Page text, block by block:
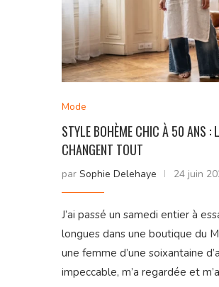
Mode
STYLE BOHÈME CHIC À 50 ANS :
CHANGENT TOUT
par Sophie Delehaye 24 juin
J’ai passé un samedi entier à
longues dans une boutique du
une femme d’une soixantaine
impeccable, m’a regardée et